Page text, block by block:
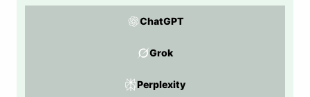
ChatGPT
Grok
Perplexity